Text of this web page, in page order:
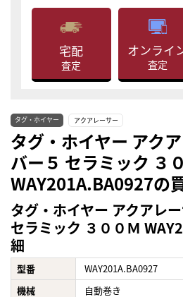
宅配
査定
オンライ
査定
タグ・ホイヤー アクアレーサー
タグ・ホイヤー アク
バー５ セラミック ３
WAY201A.BA0927の
タグ・ホイヤー アクアレ
セラミック ３００Ｍ
細
型番
WAY201A.BA0927
機械
自動巻き